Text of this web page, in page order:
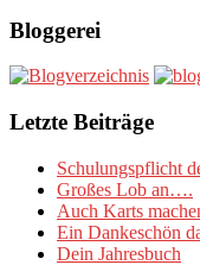
Bloggerei
Letzte Beiträge
Schulungspflicht
Großes Lob an….
Auch Karts
Ein Dankeschön
Dein Jahresbuch